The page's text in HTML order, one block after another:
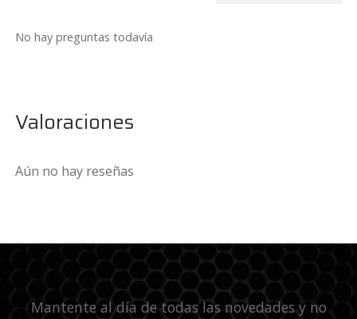
No hay preguntas todavía
Valoraciones
Aún no hay reseñas
Mantente al día de todas las novedades y no